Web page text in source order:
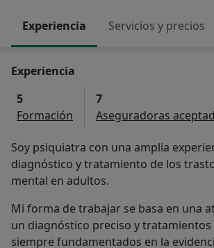
Experiencia Servicios y precios
Experiencia
5
Formación
7
Aseguradoras
Soy psiquiatra con una amplia
diagnóstico y tratamiento de los
mental en adultos.
Mi forma de trabajar se basa en una
un diagnóstico preciso y
siempre fundamentados en la